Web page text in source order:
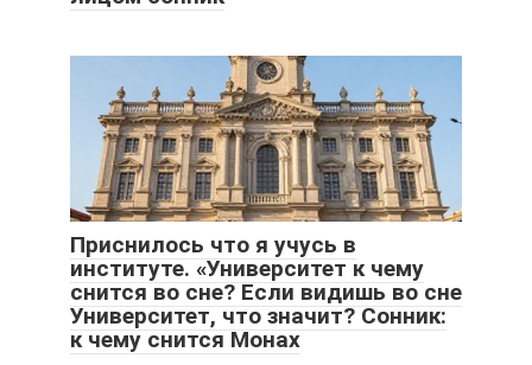
Приснилось что я учусь в
институте. «Университет к чему
снится во сне? Если видишь во сне
Университет, что значит? Сонник:
к чему снится Монах